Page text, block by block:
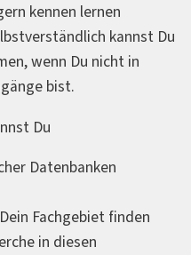
kennen lernen
kannst Du
wenn Du nicht in
bist.
Du
Datenbanken
Fachgebiet finden
in diesen